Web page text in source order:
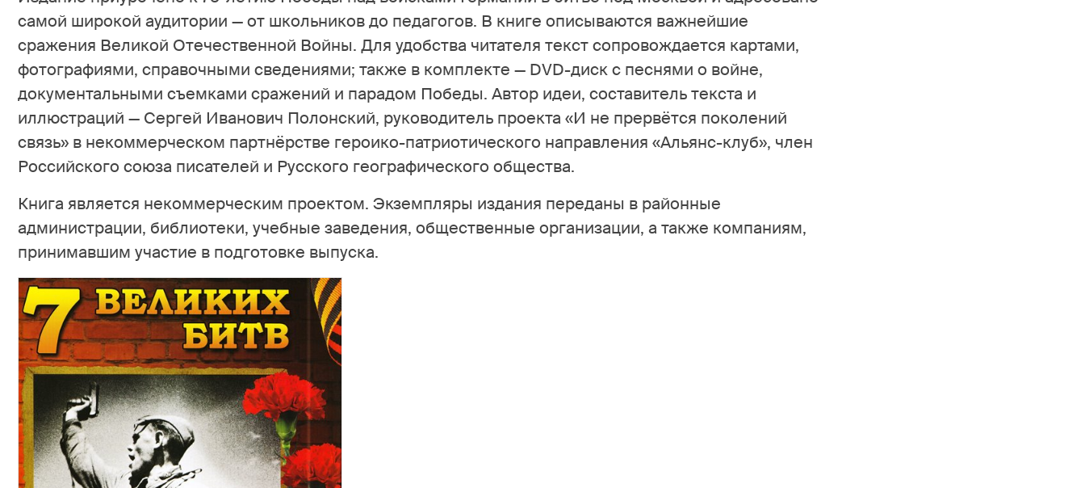
самой широкой аудитории — от школьников до педагогов. В книге описываются важнейшие
сражения Великой Отечественной Войны. Для удобства читателя текст сопровождается картами,
фотографиями, справочными сведениями; также в комплекте — DVD-диск с песнями о войне,
документальными съемками сражений и парадом Победы. Автор идеи, составитель текста и
иллюстраций — Сергей Иванович Полонский, руководитель проекта «И не прервётся поколений
связь» в некоммерческом партнёрстве героико-патриотического направления «Альянс-клуб», член
Российского союза писателей и Русского географического общества.
Книга является некоммерческим проектом. Экземпляры издания переданы в районные
администрации, библиотеки, учебные заведения, общественные организации, а также компаниям,
принимавшим участие в подготовке выпуска.